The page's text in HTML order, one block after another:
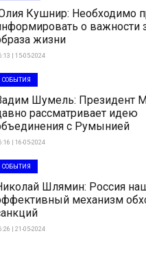
Кушнир: Необходимо
о важности
жизни
| 15-05-2024
СОБЫТИЯ
Шумель: Президент
рассматривает идею
с Румынией
| 16-05-2024
СОБЫТИЯ
Шлямин: Россия
механизм
| 21-05-2024